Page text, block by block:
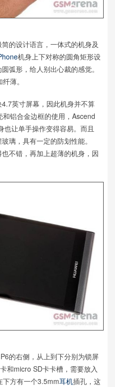
的设计语言，一体式的机身及
机身上下对称的圆角矩形设
弧形，给人别出心裁的感觉。
薄。
英寸屏幕，因此机身并不算
铝合金边框的使用，Ascend
也让单手操作变得容易。而且
璃，具有一定的防划性能。
不错，再加上超薄的机身，因
的右侧，从上到下分别为锁屏
和micro SD卡卡槽，需要放入
下方有一个3.5mm耳机插孔，这